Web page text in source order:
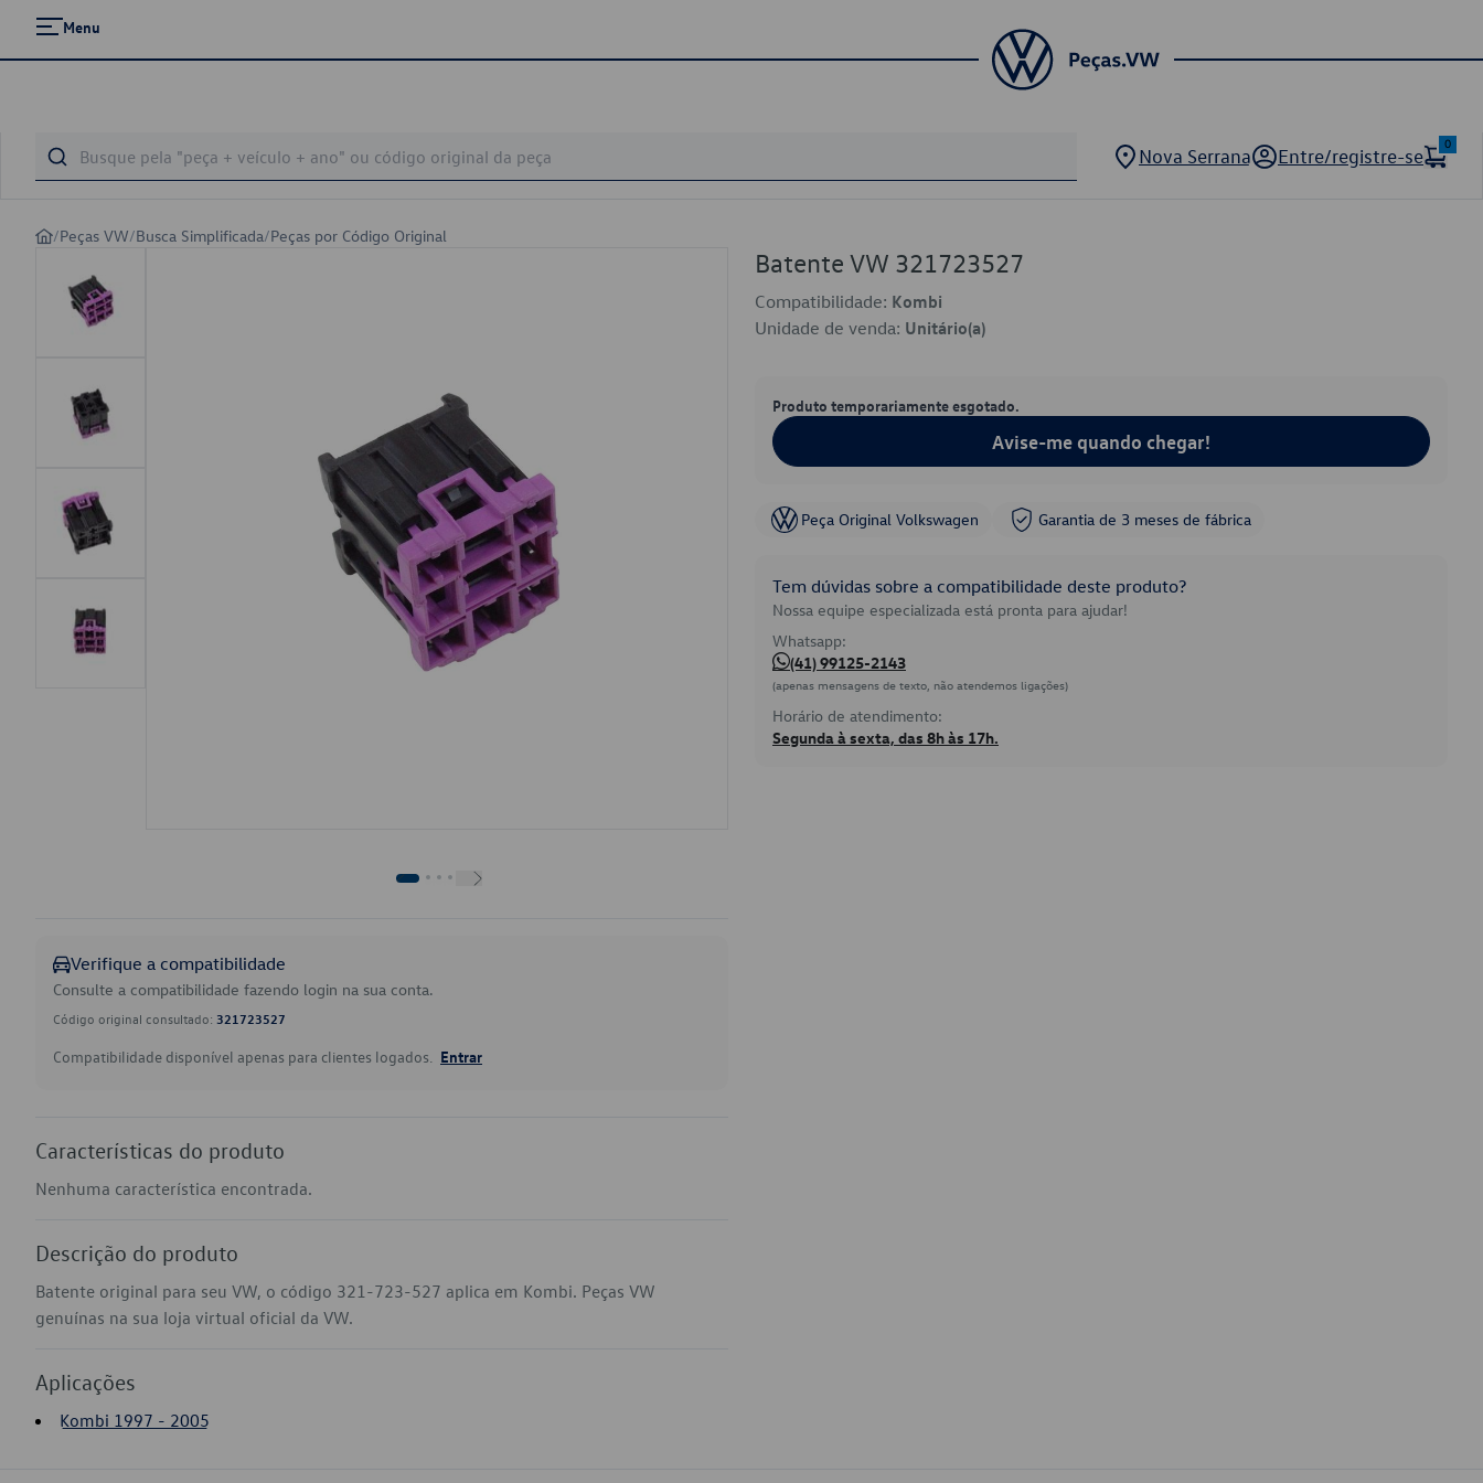
Menu
Nova Serrana Entre/registre-se
0
/Peças VW/Busca Simplificada/Peças por Código Original
Verifique a compatibilidade
Consulte a compatibilidade fazendo login na sua conta.
Código original consultado: 321723527
Compatibilidade disponível apenas para clientes logados. Entrar
Características do produto
Nenhuma característica encontrada.
Descrição do produto
Batente original para seu VW, o código 321-723-527 aplica em Kombi. Peças VW
genuínas na sua loja virtual oficial da VW.
Aplicações
Kombi 1997 - 2005
Batente VW 321723527
Compatibilidade: Kombi
Unidade de venda: Unitário(a)
Produto temporariamente esgotado.
Avise-me quando chegar!
Peça Original Volkswagen Garantia de 3 meses de fábrica
Tem dúvidas sobre a compatibilidade deste produto?
Nossa equipe especializada está pronta para ajudar!
Whatsapp:
(41) 99125-2143
(apenas mensagens de texto, não atendemos ligações)
Horário de atendimento:
Segunda à sexta, das 8h às 17h.